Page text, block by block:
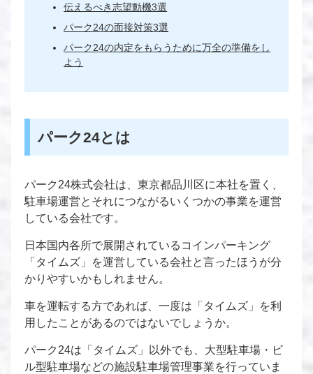
伝えるべき志望動機3選
パーク24の面接対策3選
パーク24の内定をもらうために万全の準備をし
よう
パーク24とは
パーク24株式会社は、東京都品川区に本社を置く、
駐車場運営とそれにつながるいくつかの事業を運営
している会社です。
日本国内各所で展開されているコインパーキング
「タイムズ」を運営している会社と言ったほうが分
かりやすいかもしれません。
車を運転する方であれば、一度は「タイムズ」を利
用したことがあるのではないでしょうか。
パーク24は「タイムズ」以外でも、大型駐車場・ビ
ル型駐車場などの施設駐車場管理事業を行っていま